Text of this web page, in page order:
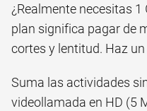
¿Realmente necesitas
plan significa pagar de
cortes y lentitud. Haz
Suma las actividades
videollamada en HD (5